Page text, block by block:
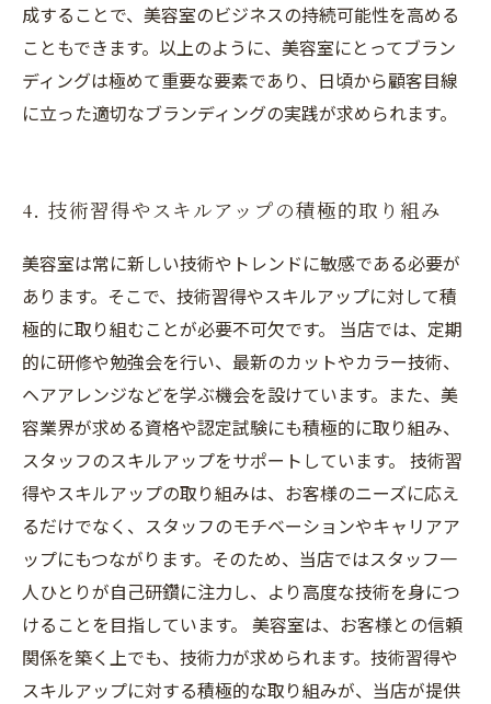
成することで、美容室のビジネスの持続可能性を高める
こともできます。以上のように、美容室にとってブラン
ディングは極めて重要な要素であり、日頃から顧客目線
に立った適切なブランディングの実践が求められます。
4. 技術習得やスキルアップの積極的取り組み
美容室は常に新しい技術やトレンドに敏感である必要が
あります。そこで、技術習得やスキルアップに対して積
極的に取り組むことが必要不可欠です。 当店では、定期
的に研修や勉強会を行い、最新のカットやカラー技術、
ヘアアレンジなどを学ぶ機会を設けています。また、美
容業界が求める資格や認定試験にも積極的に取り組み、
スタッフのスキルアップをサポートしています。 技術習
得やスキルアップの取り組みは、お客様のニーズに応え
るだけでなく、スタッフのモチベーションやキャリアア
ップにもつながります。そのため、当店ではスタッフ一
人ひとりが自己研鑽に注力し、より高度な技術を身につ
けることを目指しています。 美容室は、お客様との信頼
関係を築く上でも、技術力が求められます。技術習得や
スキルアップに対する積極的な取り組みが、当店が提供